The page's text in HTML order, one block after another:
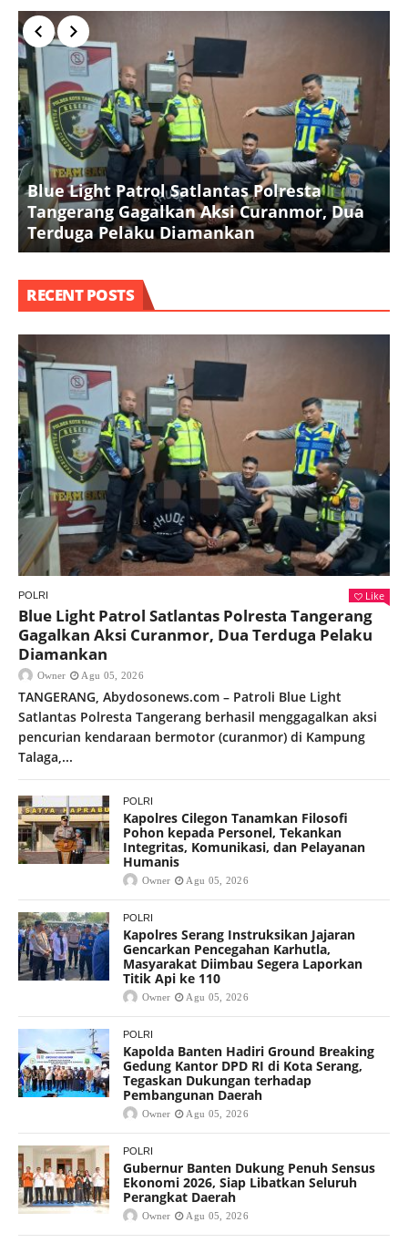
Blue Light Patrol Satlantas Polresta
Tangerang Gagalkan Aksi Curanmor, Dua
Terduga Pelaku Diamankan
RECENT POSTS
POLRI Like
Blue Light Patrol Satlantas Polresta Tangerang
Gagalkan Aksi Curanmor, Dua Terduga Pelaku
Diamankan
Owner Agu 05, 2026
TANGERANG, Abydosonews.com – Patroli Blue Light
Satlantas Polresta Tangerang berhasil menggagalkan aksi
pencurian kendaraan bermotor (curanmor) di Kampung
Talaga,...
POLRI
Kapolres Cilegon Tanamkan Filosofi
Pohon kepada Personel, Tekankan
Integritas, Komunikasi, dan Pelayanan
Humanis
Owner Agu 05, 2026
POLRI
Kapolres Serang Instruksikan Jajaran
Gencarkan Pencegahan Karhutla,
Masyarakat Diimbau Segera Laporkan
Titik Api ke 110
Owner Agu 05, 2026
POLRI
Kapolda Banten Hadiri Ground Breaking
Gedung Kantor DPD RI di Kota Serang,
Tegaskan Dukungan terhadap
Pembangunan Daerah
Owner Agu 05, 2026
POLRI
Gubernur Banten Dukung Penuh Sensus
Ekonomi 2026, Siap Libatkan Seluruh
Perangkat Daerah
Owner Agu 05, 2026